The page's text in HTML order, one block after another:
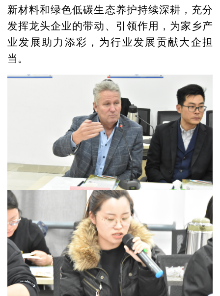
新材料和绿色低碳生态养护持续深耕，充分
发挥龙头企业的带动、引领作用， 为家乡产
业发展助力添彩 ， 为行业发展贡献大企担
当。